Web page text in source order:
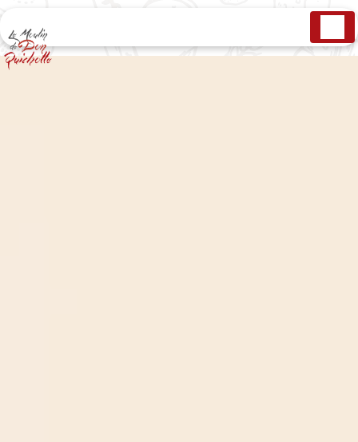
Panneau de gestion des cookies